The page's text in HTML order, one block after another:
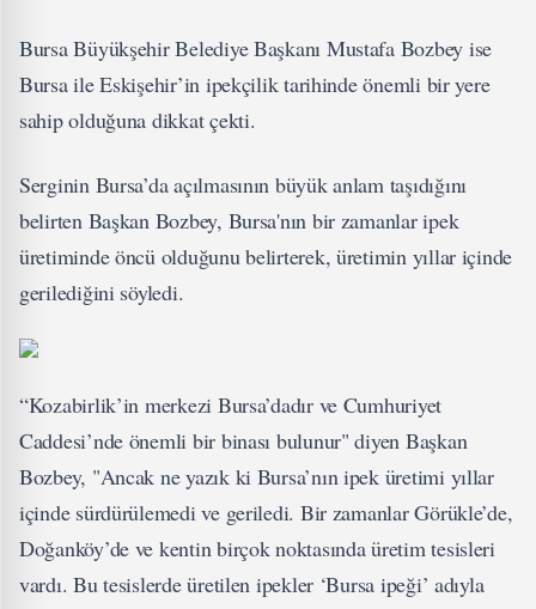
Bursa Büyükşehir Belediye Başkanı Mustafa Bozbey ise
Bursa ile Eskişehir’in ipekçilik tarihinde önemli bir yere
sahip olduğuna dikkat çekti.
Serginin Bursa’da açılmasının büyük anlam taşıdığını
belirten Başkan Bozbey, Bursa'nın bir zamanlar ipek
üretiminde öncü olduğunu belirterek, üretimin yıllar içinde
gerilediğini söyledi.
“Kozabirlik’in merkezi Bursa’dadır ve Cumhuriyet
Caddesi’nde önemli bir binası bulunur" diyen Başkan
Bozbey, "Ancak ne yazık ki Bursa’nın ipek üretimi yıllar
içinde sürdürülemedi ve geriledi. Bir zamanlar Görükle’de,
Doğanköy’de ve kentin birçok noktasında üretim tesisleri
vardı. Bu tesislerde üretilen ipekler ‘Bursa ipeği’ adıyla